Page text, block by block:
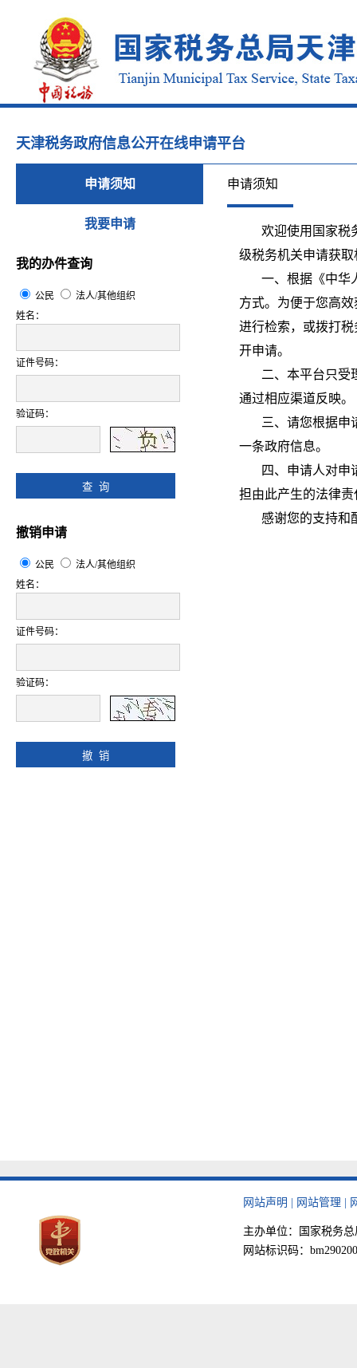
天津税务政府信息公开在线申请平台
申请须知
我要申请
我的办件查询
公民
法人/其他组织
姓名：
证件号码：
验证码：
撤销申请
公民
法人/其他组织
姓名：
证件号码：
验证码：
申请须知
欢迎使用国家税务
级税务机关申请获
一、根据《中华人
方式。为便于您高
进行检索，或拨打
开申请。
二、本平台只受理
通过相应渠道反映。
三、请您根据申请
一条政府信息。
四、申请人对申请
担由此产生的法律责
感谢您的支持和
网站声明 网站管理
主办单位：国家税务
网站标识码：